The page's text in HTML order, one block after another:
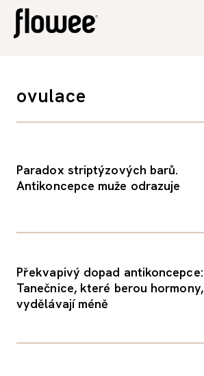
PORADNA
ovulace
Paradox striptýzových barů.
Antikoncepce muže odrazuje
Překvapivý dopad antikoncepce:
Tanečnice, které berou hormony,
vydělávají méně